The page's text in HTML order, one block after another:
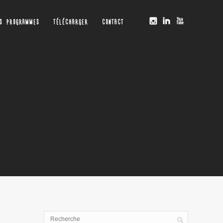
PROGRAMMES TÉLÉCHARGER CONTACT